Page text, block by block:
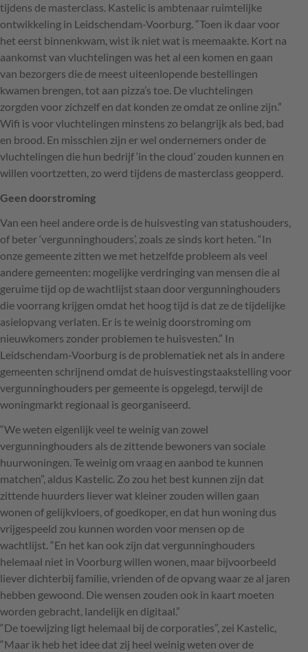
tijdens de masterclass. Kastelic is ambtenaar ruimtelijke
ontwikkeling in Leidschendam-Voorburg. “Toen ik daar voor
het eerst binnenkwam, wist ik niet wat is meemaakte. Kort na
aankomst van vluchtelingen was het al een komen en gaan
van bezorgers die de meest uiteenlopende bestellingen
kwamen brengen, tot aan pizza’s toe. De vluchtelingen
zorgden voor zichzelf en dat konden ze omdat ze online zijn.”
Wifi is voor vluchtelingen minstens zo belangrijk als bed, bad
en brood. En misschien zijn er wel ondernemers onder de
vluchtelingen die hun bedrijf ‘in the cloud’ zouden kunnen en
willen voortzetten, zo werd tijdens de masterclass geopperd.
Geen doorstroming
Van een heel andere orde is de huisvesting van statushouders,
of beter ‘vergunninghouders’, zoals ze sinds kort heten. “In
onze gemeente zitten we met hetzelfde probleem als veel
andere gemeenten: mogelijke verdringing van mensen die al
geruime tijd op de wachtlijst staan door vergunninghouders
die voorrang krijgen omdat het hoog tijd is dat ze de tijdelijke
asielopvang verlaten. Er is te weinig doorstroming om
nieuwkomers zonder problemen te huisvesten.” In
Leidschendam-Voorburg is de problematiek net als in andere
gemeenten schrijnend omdat de huisvestingstaakstelling voor
vergunninghouders per gemeente is opgelegd, terwijl de
woningmarkt regionaal is georganiseerd.
“We weten eigenlijk veel te weinig van zowel
vergunninghouders als de zittende bewoners van sociale
huurwoningen. Te weinig om vraag en aanbod te kunnen
matchen”, aldus Kastelic. Zo zou het best kunnen zijn dat
zittende huurders liever wat kleiner zouden willen gaan
wonen of gelijkvloers, of goedkoper, en dat hun woning dus
vrijgespeeld zou kunnen worden voor mensen op de
wachtlijst. “En het kan ook zijn dat vergunninghouders
helemaal niet in Voorburg willen wonen, maar bijvoorbeeld
liever dichterbij familie, vrienden of de opvang waar ze al jaren
hebben gewoond. Die wensen zouden ook in kaart moeten
worden gebracht, landelijk en digitaal.”
“De toewijzing ligt helemaal bij de corporaties”, zei Kastelic,
“Maar ik heb het idee dat zij heel weinig weten over de